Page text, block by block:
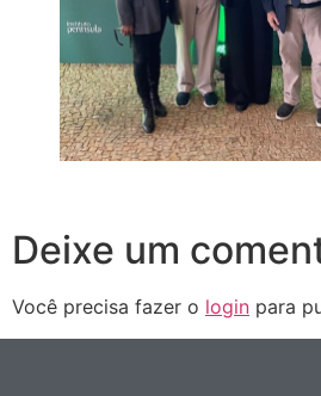
Deixe um
Você precisa fazer o login para